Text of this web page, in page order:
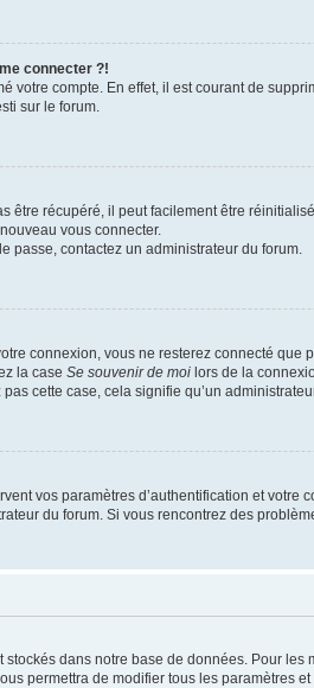
connecter ?!
votre compte. En effet, il est courant de
sur le forum.
être récupéré, il peut facilement être
vous connecter.
passe, contactez un administrateur du forum.
connexion, vous ne resterez connecté que
la case Se souvenir de moi lors de la
cette case, cela signifie qu’un
vos paramètres d’authentification et
du forum. Si vous rencontrez des
dans notre base de données. Pour les
permettra de modifier tous les paramètres et